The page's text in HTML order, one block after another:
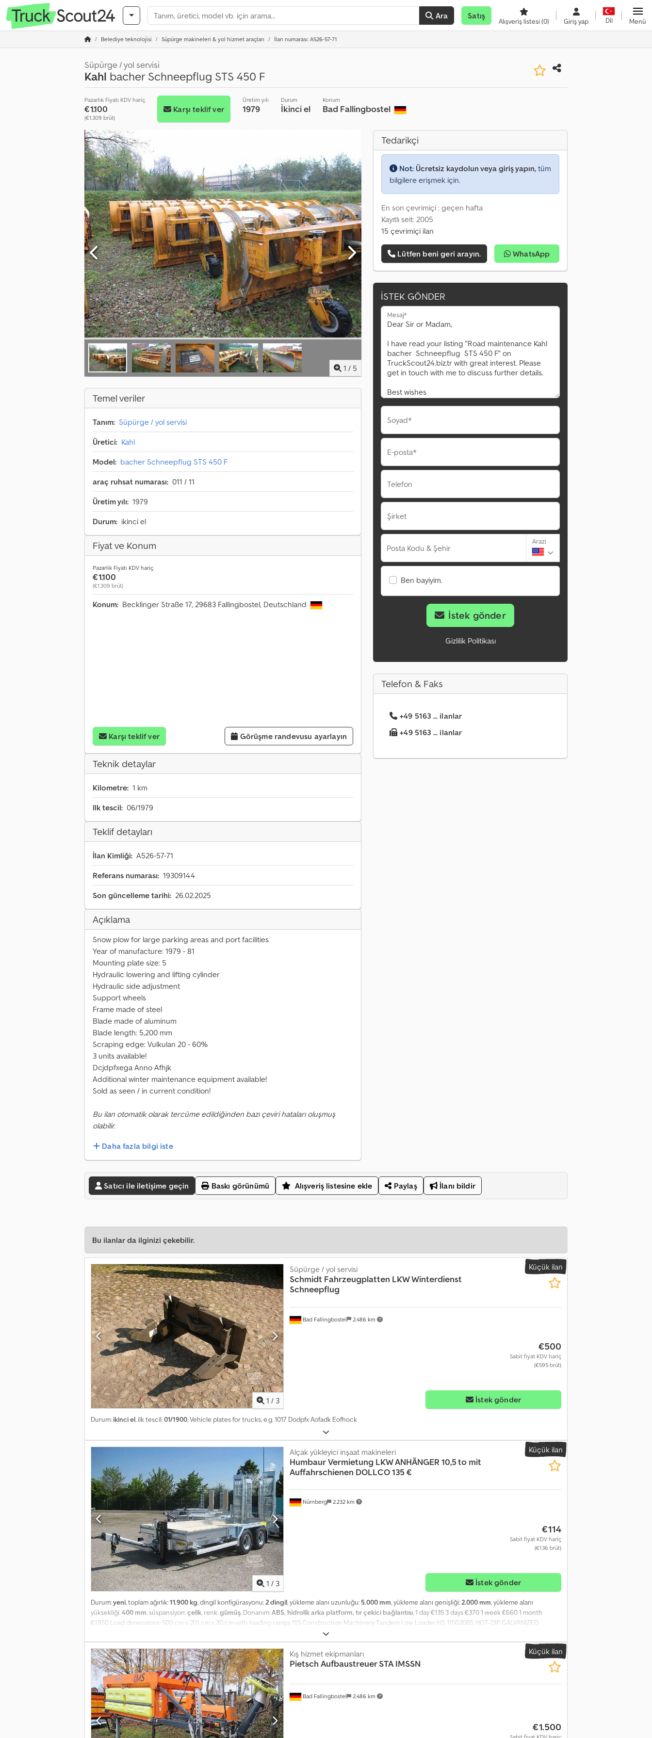
Ara Satış
Alışveriş listesi (0) Giriş yap Dil Menü
Belediye teknolojisi Süpürge makineleri & yol hizmet araçları İlan numarası: A526-57-71
Süpürge / yol servisi
Kahl bacher Schneepflug STS 450 F
Pazarlık Fiyatı KDV hariç
€1.100
(€1.309 brüt)
Karşı teklif ver
Üretim yılı
1979
Durum
İkinci el
Konum
Bad Fallingbostel
1 / 5
Temel veriler
Tanım: Süpürge / yol servisi
Üretici: Kahl
Model: bacher Schneepflug STS 450 F
araç ruhsat numarası: 011 / 11
Üretim yılı: 1979
Durum: ikinci el
Fiyat ve Konum
Pazarlık Fiyatı KDV hariç
€1.100
(€1.309 brüt)
Konum: Becklinger Straße 17, 29683 Fallingbostel, Deutschland
Karşı teklif ver Görüşme randevusu ayarlayın
Teknik detaylar
Kilometre: 1 km
Ilk tescil: 06/1979
Teklif detayları
İlan Kimliği: A526-57-71
Referans numarası: 19309144
Son güncelleme tarihi: 26.02.2025
Açıklama
Snow plow for large parking areas and port facilities
Year of manufacture: 1979 - 81
Mounting plate size: 5
Hydraulic lowering and lifting cylinder
Hydraulic side adjustment
Support wheels
Frame made of steel
Blade made of aluminum
Blade length: 5,200 mm
Scraping edge: Vulkulan 20 - 60%
3 units available!
Dcjdpfxega Anno Afhjk
Additional winter maintenance equipment available!
Sold as seen / in current condition!
Bu ilan otomatik olarak tercüme edildiğinden bazı çeviri hataları oluşmuş
olabilir.
Daha fazla bilgi iste
Tedarikçi
Not: Ücretsiz kaydolun veya giriş yapın, tüm
bilgilere erişmek için.
En son çevrimiçi : geçen hafta
Kayıtlı seit: 2005
15 çevrimiçi ilan
Lütfen beni geri arayın. WhatsApp
İSTEK GÖNDER
Mesaj*
Soyad*
E-posta*
Telefon
Şirket
Posta Kodu & Şehir
Arazi
Ben bayiyim.
İstek gönder
Gizlilik Politikası
Telefon & Faks
+49 5163 ... ilanlar
+49 5163 ... ilanlar
Satıcı ile iletişime geçin Baskı görünümü Alışveriş listesine ekle Paylaş İlanı bildir
Bu ilanlar da ilginizi çekebilir.
Küçük ilan
1 / 3
Bad Fallingbostel 2.486 km
Süpürge / yol servisi
Schmidt Fahrzeugplatten LKW Winterdienst
Schneepflug
€500
Sabit fiyat KDV hariç
(€595 brüt)
İstek gönder
Durum: ikinci el, ilk tescil:01/1900, Vehicle plates for trucks, e.g. 1017 Dodpfx Aofadk Eofhock
Küçük ilan
1 / 3
Nürnberg 2.232 km
Alçak yükleyici inşaat makineleri
HumbaurVermietung LKW ANHÄNGER 10,5 to mit
Auffahrschienen DOLLCO 135 €
€114
Sabit fiyat KDV hariç
(€136 brüt)
İstek gönder
Durum:yeni, toplam ağırlık:11.900 kg, dingil konfigürasyonu:2 dingil, yükleme alanı uzunluğu: 5.000 mm, yükleme alanı genişliği:2.000 mm, yükleme alanı
yüksekliği:400 mm, süspansiyon:çelik, renk:gümüş, Donanım:ABS, hidrolik arka platform, tır çekici bağlantısı, 1 day €135 3 days €370 1 week €660 1 month
€1,950 Load dimensions: 500 cm x 201 cm x 30 cm with loading ramps 11.5 Construction Machinery Tandem Low Loader HS 115020BS HOT-DIP GALVANIZED
Equipment: Dcjdpfein Ia Rex Afhsk • Permissible total weight: kg • Payload approx.: kg • Loading area approx.: 5000 x 2010 mm • Loading ramps with grating surface,
hot-dip galvanized • Fixed drawbar • Reinforced 25 t gearbox support winch with load and rapid operation (no jockey wheel!) • 2 pairs of recessed 6 t lashing rings
(in the corners) • 5 pairs of recessed lashing brackets in the outer frame (2,000 daN per pair) • 2 folding supports at the rear of the vehicle • ABS braking system •
Steel mudguards, hot-dip galvanized • Wooden decking on the bed • Chassis frame including bodywork hot-dip galvanized in immersion bath
Küçük ilan
Bad Fallingbostel 2.486 km
Kış hizmet ekipmanları
Pietsch Aufbaustreuer STA IMSSN
€1.500